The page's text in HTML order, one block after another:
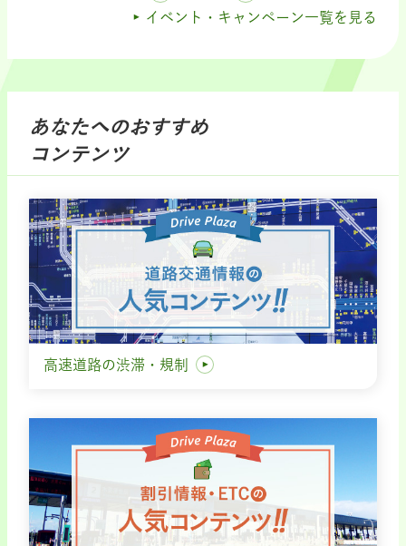
イベント・キャンペーン一覧を見る
あなたへのおすすめ
コンテンツ
高速道路の渋滞・規制